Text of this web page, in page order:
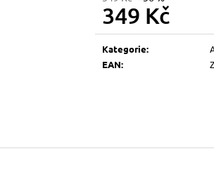
349 Kč
Měrná
cena:
Kategorie:
EAN: